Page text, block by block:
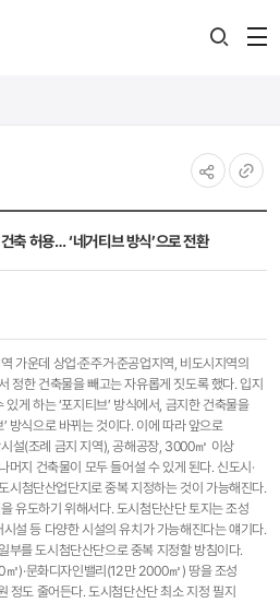
축 허용… ‘네거티브 방식’으로 전환
가운데 상업·준주거·준공업지역, 비도시지역의
정한 건축물을 빼고는 자유롭게 짓도록 했다. 입지
게 하는 ‘포지티브’ 방식에서, 금지한 건축물을
방식으로 바뀌는 것이다. 이에 따라 앞으로
설(조례 금지 지역), 공해공장, 3000㎡ 이상
머지 건축물이 모두 들어설 수 있게 된다. 신도시·
시첨단산업단지로 중복 지정하는 것이 가능해진다.
유도하기 위해서다. 도시첨단산단 토지는 조성
설 등 다양한 시설의 유치가 가능해진다는 얘기다.
부를 도시첨단산단으로 중복 지정할 방침이다.
)·문화디자인밸리(12만 2000㎡) 땅을 조성
도 줄어든다. 도시첨단산단 최소 지정 필지